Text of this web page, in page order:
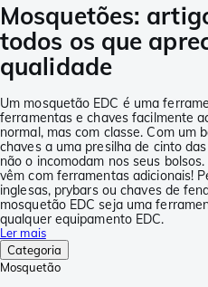
Mosquetões:
todos os que
qualidade
Um mosquetão EDC é uma
ferramentas e chaves facilmente
normal, mas com classe. Com um
chaves a uma presilha de cinto
não o incomodam nos seus
vêm com ferramentas adicionais!
inglesas, prybars ou chaves de
mosquetão EDC seja uma
qualquer equipamento EDC.
Ler mais
Categoria
Mosquetão